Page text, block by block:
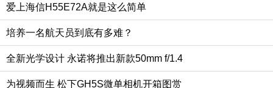
爱上海信H55E72A就是这么简单
培养一名航天员到底有多难？
全新光学设计 永诺将推出新款50mm f/1.4
为视频而生 松下GH5S微单相机开箱图赏